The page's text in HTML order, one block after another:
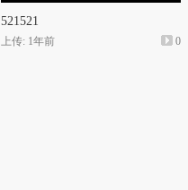
521521
上传: 1年前 0